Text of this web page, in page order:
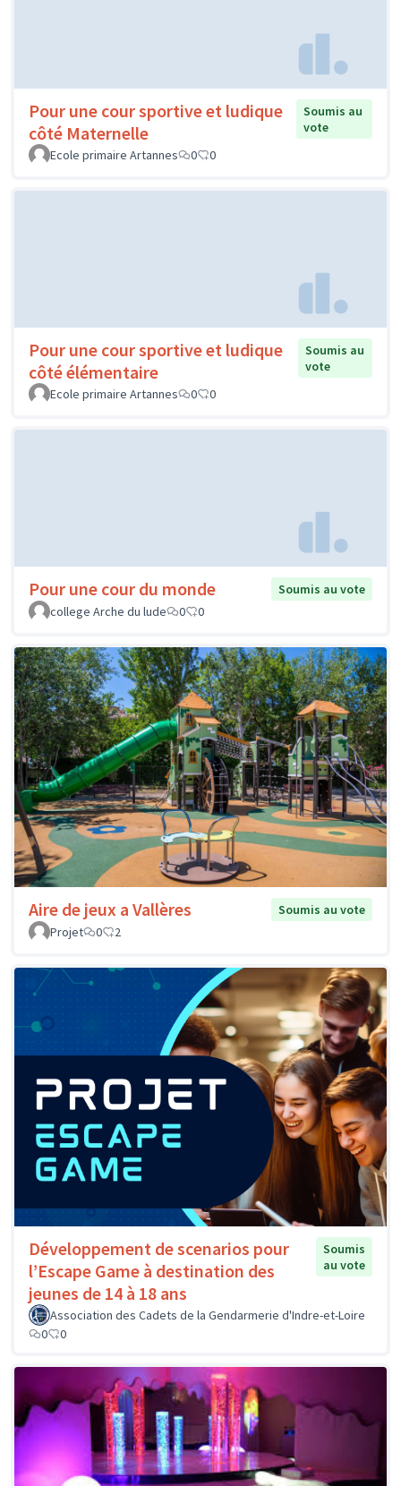
Pour une cour sportive et ludique
côté Maternelle
Soumis au
vote
Ecole primaire Artannes
0 0
Pour une cour sportive et ludique
côté élémentaire
Soumis au
vote
Ecole primaire Artannes
0 0
Pour une cour du monde
Soumis au vote
college Arche du lude
0 0
Aire de jeux a Vallères
Soumis au vote
Projet
0 2
Développement de scenarios pour
l’Escape Game à destination des
jeunes de 14 à 18 ans
Soumis
au vote
Association des Cadets de la Gendarmerie d'Indre-et-Loire
0
0